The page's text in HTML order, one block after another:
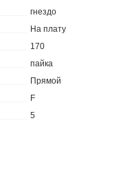
гнездо
На плату
170
пайка
Прямой
F
5